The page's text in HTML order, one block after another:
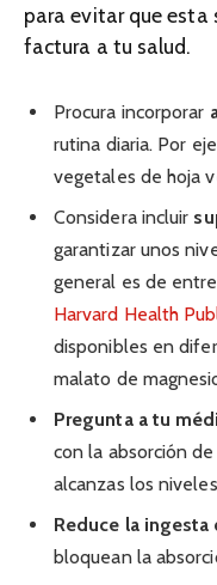
para evitar que
factura a tu salud.
Procura incorporar
rutina diaria. Por
vegetales de hoja
Considera incluir
garantizar unos
general es de
Harvard Health
disponibles en
malato de
Pregunta a tu
con la absorción
alcanzas los
Reduce la
bloquean la